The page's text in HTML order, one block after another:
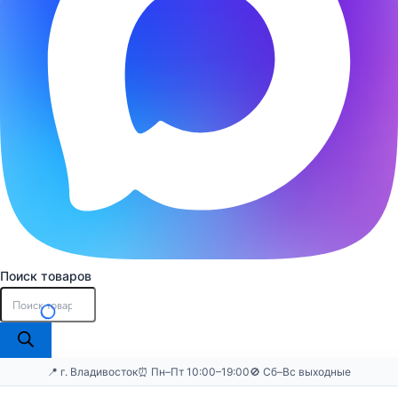
Поиск товаров
📍 г. Владивосток⏰ Пн–Пт 10:00–19:00🚫 Сб–Вс выходные